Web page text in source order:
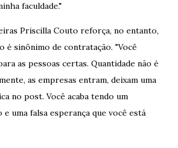
faculdade."
Priscilla Couto reforça, no entanto,
é sinônimo de contratação. "Você
as pessoas certas. Quantidade não é
as empresas entram, deixam uma
no post. Você acaba tendo um
uma falsa esperança que você está